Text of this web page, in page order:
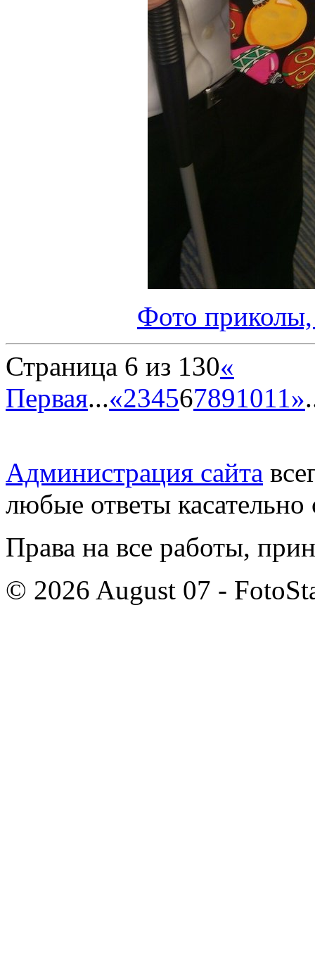
Фото
Страница 6 из 130«
Первая...«234567891011»
Администрация сайта
любые ответы касательно
Права на все работы,
© 2026 August 07 -